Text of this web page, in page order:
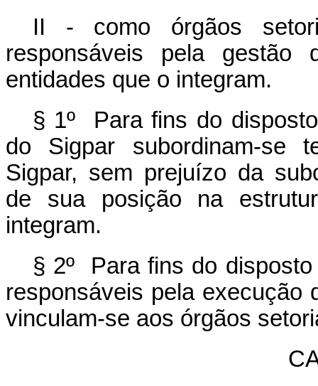
II - como órgãos
responsáveis pela
entidades que o integram.
§ 1º Para fins do
do Sigpar subordinam-se
Sigpar, sem prejuízo da
de sua posição na
integram.
§ 2º Para fins do
responsáveis pela execução
vinculam-se aos órgãos